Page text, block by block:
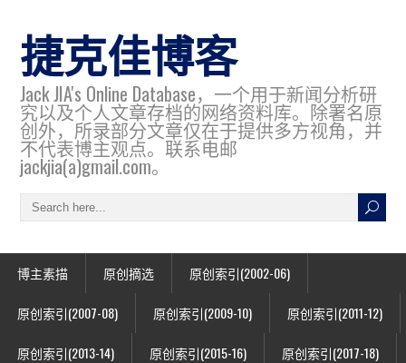
捷克佳博客
Jack JIA's Online Database，一个用于新闻分析研
究以及个人文章存档的网络资料库。除署名原
创外，所录部分文章仅在于提供多方视角，并
不代表博主观点。联系电邮
jackjia(a)gmail.com。
博主素描 原创摘选 原创索引(2002-06)
原创索引(2007-08) 原创索引(2009-10) 原创索引(2011-12)
原创索引(2013-14) 原创索引(2015-16) 原创索引(2017-18)